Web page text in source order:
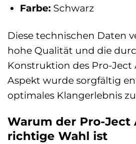
Farbe:Schwarz
Diese technischen Daten
hohe Qualität und die
Konstruktion des Pro-Ject
Aspekt wurde sorgfältig
optimales Klangerlebnis
Warum der Pro-Ject
richtige Wahl ist